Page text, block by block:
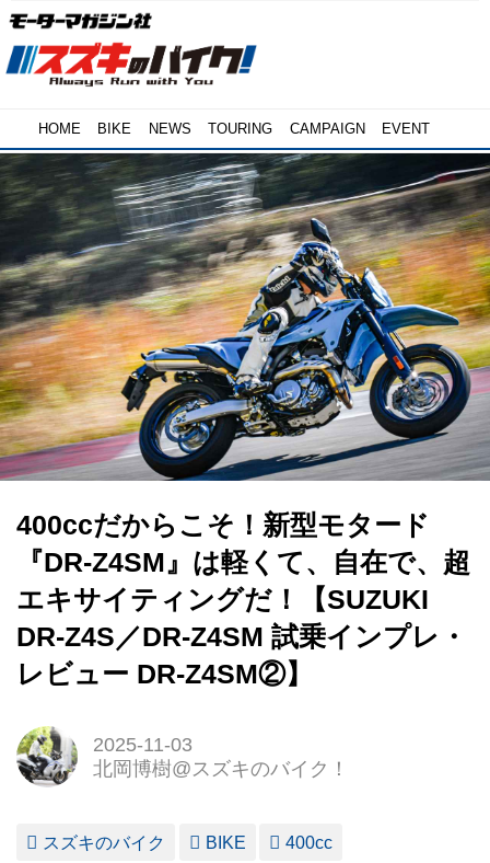
HOME BIKE NEWS TOURING CAMPAIGN EVENT
400ccだからこそ！新型モタード
『DR-Z4SM』は軽くて、自在で、超
エキサイティングだ！【SUZUKI
DR-Z4S／DR-Z4SM 試乗インプレ・
レビュー DR-Z4SM②】
2025-11-03
北岡博樹@スズキのバイク！
スズキのバイク BIKE 400cc